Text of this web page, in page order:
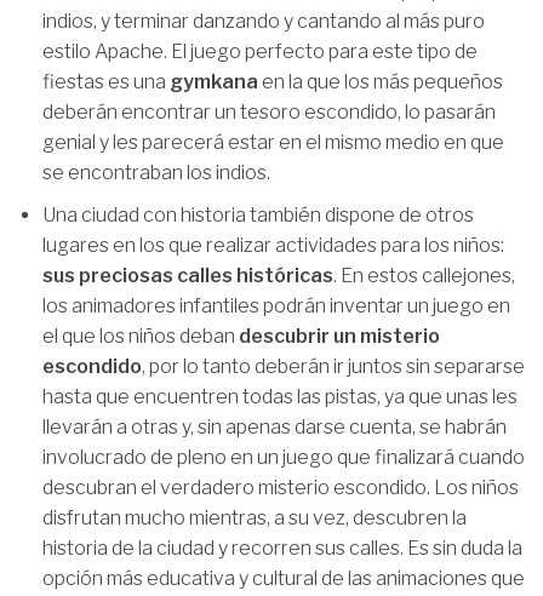
indios, y terminar danzando y cantando al más puro
estilo Apache. El juego perfecto para este tipo de
fiestas es una gymkana en la que los más pequeños
deberán encontrar un tesoro escondido, lo pasarán
genial y les parecerá estar en el mismo medio en que
se encontraban los indios.
Una ciudad con historia también dispone de otros
lugares en los que realizar actividades para los niños:
sus preciosas calles históricas. En estos callejones,
los animadores infantiles podrán inventar un juego en
el que los niños deban descubrir un misterio
escondido, por lo tanto deberán ir juntos sin separarse
hasta que encuentren todas las pistas, ya que unas les
llevarán a otras y, sin apenas darse cuenta, se habrán
involucrado de pleno en un juego que finalizará cuando
descubran el verdadero misterio escondido. Los niños
disfrutan mucho mientras, a su vez, descubren la
historia de la ciudad y recorren sus calles. Es sin duda la
opción más educativa y cultural de las animaciones que